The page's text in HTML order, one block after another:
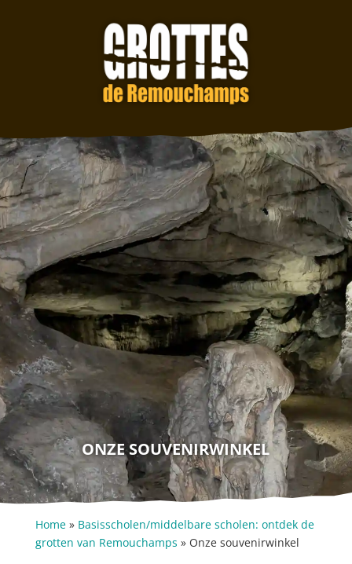
ONZE SOUVENIRWINKEL
Home» Basisscholen/middelbare scholen: ontdek de
grotten van Remouchamps » Onze souvenirwinkel